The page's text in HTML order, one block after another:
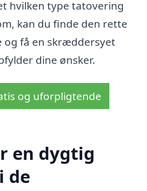
hvilken type tatovering
kan du finde den rette
og få en skræddersyet
dine ønsker.
og uforpligtende
en dygtig
de